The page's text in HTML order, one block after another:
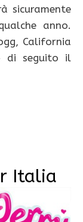
sicuramente
anno.
California
di seguito il
Italia